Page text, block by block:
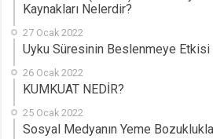
Kaynakları Nelerdir?
27 Ocak 2022
Uyku Süresinin Beslenmeye Etkisi
26 Ocak 2022
KUMKUAT NEDİR?
25 Ocak 2022
Sosyal Medyanın Yeme